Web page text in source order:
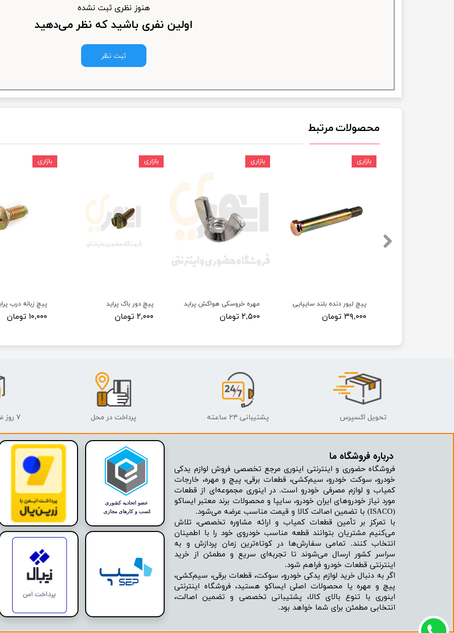
هنوز نظری ثبت نشده
اولین نفری باشید که نظر می‌دهید
ثبت نظر
محصولات مرتبط
پیچ زبانه درب
۱۰,۰۰۰ تومان
بازاری
پیچ دور باک پراید
۲,۰۰۰ تومان
بازاری
مهره خروسکی هواکش پراید
۲,۵۰۰ تومان
بازاری
پیچ لیور دنده بلند سایپایی
۳۹,۰۰۰ تومان
بازاری
فروشگاه حضوری و اینترنتی اینوری مرجع تخصصی فروش لوازم یدکی
خودرو، سوکت خودرو، سیم‌کشی، قطعات برقی، پیچ و مهره، خارجات
کمیاب و لوازم مصرفی خودرو است. در اینوری مجموعه‌ای از قطعات
مورد نیاز خودروهای ایران خودرو، سایپا و محصولات برند معتبر ایساکو
(ISACO) با تضمین اصالت کالا و قیمت مناسب عرضه می‌شود.
با تمرکز بر تأمین قطعات کمیاب و ارائه مشاوره تخصصی، تلاش
می‌کنیم مشتریان بتوانند قطعه مناسب خودروی خود را با اطمینان
انتخاب کنند. تمامی سفارش‌ها در کوتاه‌ترین زمان پردازش و به
سراسر کشور ارسال می‌شوند تا تجربه‌ای سریع و مطمئن از خرید
اینترنتی قطعات خودرو فراهم شود.
اگر به دنبال خرید لوازم یدکی خودرو، سوکت، قطعات برقی، سیم‌کشی،
پیچ و مهره یا محصولات اصلی ایساکو هستید، فروشگاه اینترنتی
اینوری با تنوع بالای کالا، پشتیبانی تخصصی و تضمین اصالت،
انتخابی مطمئن برای شما خواهد بود.
درباره فروشگاه ما​​​​​​​
تحویل اکسپرس پشتیبانی ۲۴ ساعته پرداخت در محل ۷ روز ضمانت بازگشت